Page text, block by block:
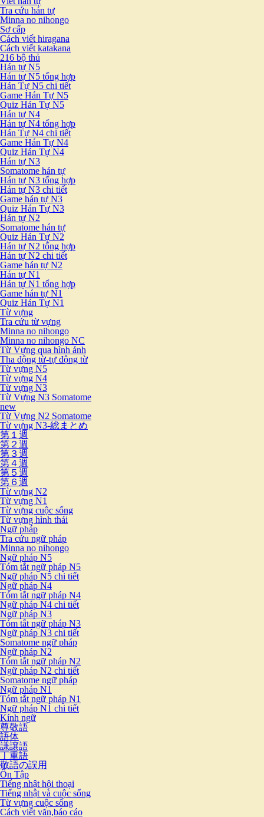
Tra cứu hán tự
Minna no nihongo
Sơ cấp
Cách viết hiragana
Cách viết katakana
216 bộ thủ
Hán tự N5
Hán tự N5 tổng hợp
Hán Tự N5 chi tiết
Game Hán Tự N5
Quiz Hán Tự N5
Hán tự N4
Hán tự N4 tổng hợp
Hán Tự N4 chi tiết
Game Hán Tự N4
Quiz Hán Tự N4
Hán tự N3
Somatome hán tự
Hán tự N3 tổng hợp
Hán tự N3 chi tiết
Game hán tự N3
Quiz Hán Tự N3
Hán tự N2
Somatome hán tự
Quiz Hán Tự N2
Hán tự N2 tổng hợp
Hán tự N2 chi tiết
Game hán tự N2
Hán tự N1
Hán tự N1 tổng hợp
Game hán tự N1
Quiz Hán Tự N1
Từ vựng
Tra cứu từ vựng
Minna no nihongo
Minna no nihongo NC
Từ Vựng qua hình ảnh
Tha động từ-tự động từ
Từ vựng N5
Từ vựng N4
Từ vựng N3
Từ Vựng N3 Somatome
new
Từ Vựng N2 Somatome
Từ vựng N3-総まとめ
第１週
第２週
第３週
第４週
第５週
第６週
Từ vựng N2
Từ vựng N1
Từ vựng cuộc sống
Từ vựng hình thái
Ngữ pháp
Tra cứu ngữ pháp
Minna no nihongo
Ngữ pháp N5
Tóm tắt ngữ pháp N5
Ngữ pháp N5 chi tiết
Ngữ pháp N4
Tóm tắt ngữ pháp N4
Ngữ pháp N4 chi tiết
Ngữ pháp N3
Tóm tắt ngữ pháp N3
Ngữ pháp N3 chi tiết
Somatome ngữ pháp
Ngữ pháp N2
Tóm tắt ngữ pháp N2
Ngữ pháp N2 chi tiết
Somatome ngữ pháp
Ngữ pháp N1
Tóm tắt ngữ pháp N1
Ngữ pháp N1 chi tiết
Kính ngữ
尊敬語
語体
謙譲語
丁重語
敬語の誤用
Ôn Tập
Tiếng nhật hội thoại
Tiếng nhật và cuộc sống
Từ vựng cuộc sống
Cách viết văn,báo cáo